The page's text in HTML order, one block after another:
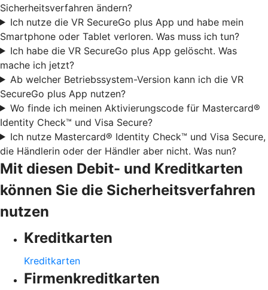
Sicherheitsverfahren ändern?
Ich nutze die VR SecureGo plus App und habe mein
Smartphone oder Tablet verloren. Was muss ich tun?
Ich habe die VR SecureGo plus App gelöscht. Was
mache ich jetzt?
Ab welcher Betriebssystem-Version kann ich die VR
SecureGo plus App nutzen?
Wo finde ich meinen Aktivierungscode für Mastercard®
Identity Check™ und Visa Secure?
Ich nutze Mastercard® Identity Check™ und Visa Secure,
die Händlerin oder der Händler aber nicht. Was nun?
Mit diesen Debit- und Kreditkarten
können Sie die Sicherheitsverfahren
nutzen
Kreditkarten
Kreditkarten
Firmenkreditkarten